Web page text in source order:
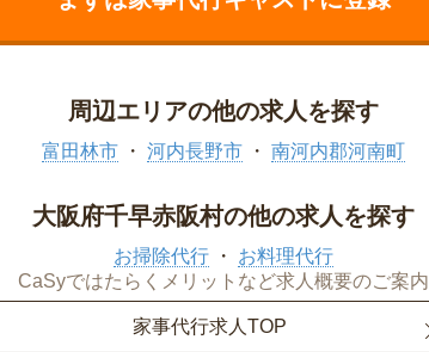
周辺エリアの他の求人を探す
富田林市 河内長野市 南河内郡河南町
大阪府千早赤阪村の他の求人を探す
お掃除代行
お料理代行
CaSyではたらくメリットなど求人概要のご案内
家事代行求人TOP